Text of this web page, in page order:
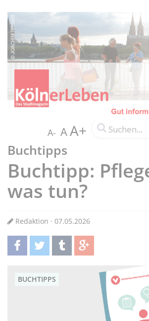
A- AA+
Buchtipps
Buchtipp:
was tun?
Redaktion · 07.05.2026
BUCHTIPPS